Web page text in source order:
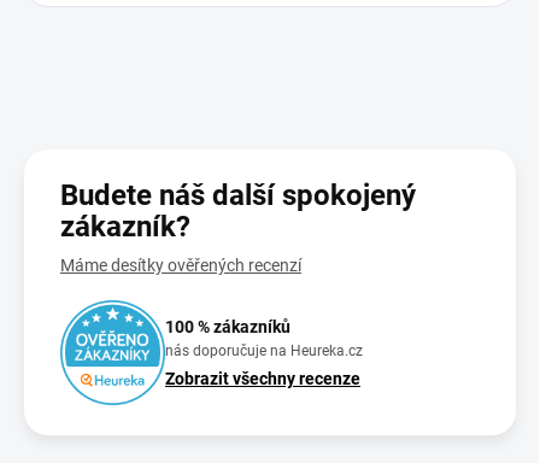
Budete náš další spokojený
zákazník?
Máme desítky ověřených recenzí
100 % zákazníků
nás doporučuje na Heureka.cz
Zobrazit všechny recenze